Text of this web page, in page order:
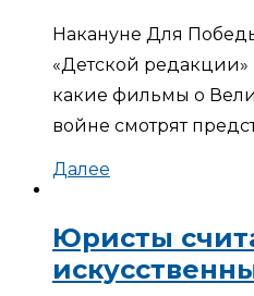
Накануне Для
«Детской
какие фильмы о
войне смотрят
Далее
Юристы